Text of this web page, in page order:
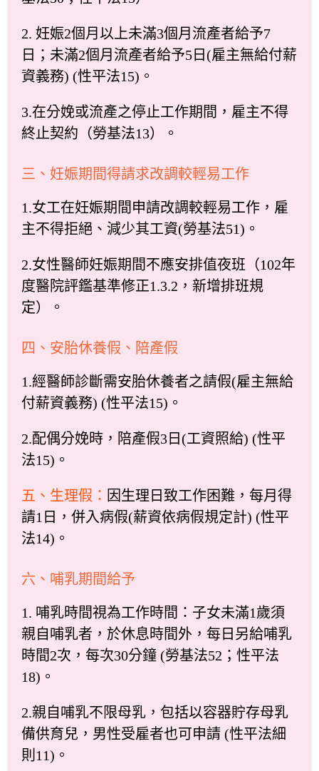
2. 妊娠2個月以上未滿3個月流產者給予7
日；未滿2個月流產者給予5日(雇主無給付薪
資義務) (性平法15)。
3.在分娩或流產之停止工作期間，雇主不得
終止契約（勞基法13）。
三、妊娠期間得請求改調較輕易工作
1.女工在妊娠期間申請改調較輕易工作，雇
主不得拒絕、減少其工資(勞基法51)。
2.女性醫師妊娠期間不應安排值夜班（102年
度醫院評鑑基準修正1.3.2，新增排班規
定）。
四、安胎休養假、陪產假
1.經醫師診斷需安胎休養者之請假(雇主無給
付薪資義務) (性平法15)。
2.配偶分娩時，陪產假3日(工資照給) (性平
法15)。
五、生理假： 因生理日致工作困難，每月得
請1日，併入病假(薪資依病假規定計) (性平
法14)。
六、哺乳期間給予
1. 哺乳時間視為工作時間：子女未滿1歲須
親自哺乳者，於休息時間外，每日另給哺乳
時間2次，每次30分鐘 (勞基法52；性平法
18)。
2.親自哺乳不限母乳，包括以容器貯存母乳
備供育兒，男性受雇者也可申請 (性平法細
則11)。